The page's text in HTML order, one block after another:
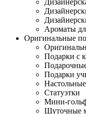
Ароматы
Оригинальные
Подарки с
Подарки
Статуэтки
Мини-
Шуточные